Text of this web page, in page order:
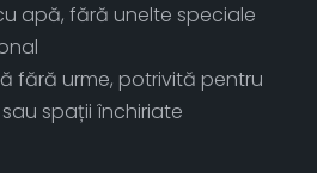
apă, fără unelte speciale
fără urme, potrivită pentru
spații închiriate